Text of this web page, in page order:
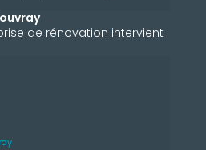
de rénovation intervient